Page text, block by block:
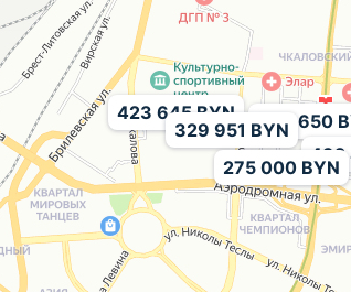
423 645 BYN
994 650
492
329 951 BYN
275 000 BYN